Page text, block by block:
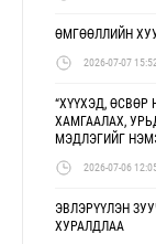
ӨМГӨӨЛЛИЙН
2026-07-07 15:52
“ХҮҮХЭД,
ХАМГААЛАХ,
МЭДЛЭГИЙГ
2026-07-06
ЭВЛЭРҮҮЛЭН
ХУРАЛДЛАА